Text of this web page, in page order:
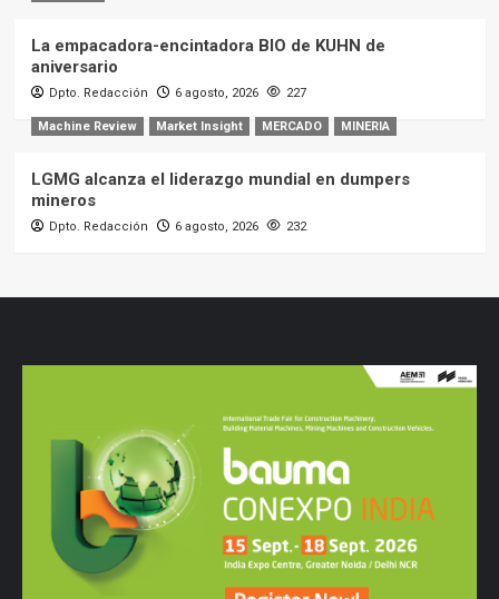
La empacadora-encintadora BIO de KUHN de
aniversario
Dpto. Redacción 6 agosto, 2026 227
Machine Review Market Insight MERCADO MINERIA
LGMG alcanza el liderazgo mundial en dumpers
mineros
Dpto. Redacción 6 agosto, 2026 232